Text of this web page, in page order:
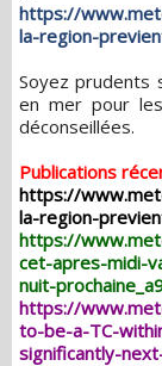
https://
la-region-
Soyez prudents
en mer pour
déconseillées.
Publications
https://
la-region-
https://
cet-apres-midi-
nuit-
https://
to-be-a-TC-
significantly-